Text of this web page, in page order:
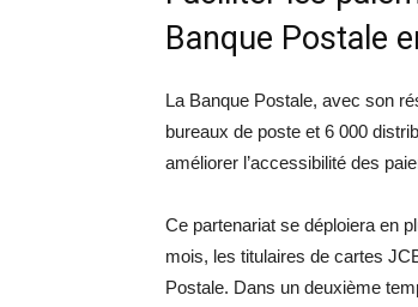
Banque Postale
La Banque Postale, avec son
bureaux de poste et 6 000
améliorer l’accessibilité des
Ce partenariat se déploiera en
mois, les titulaires de cartes
Postale. Dans un deuxième